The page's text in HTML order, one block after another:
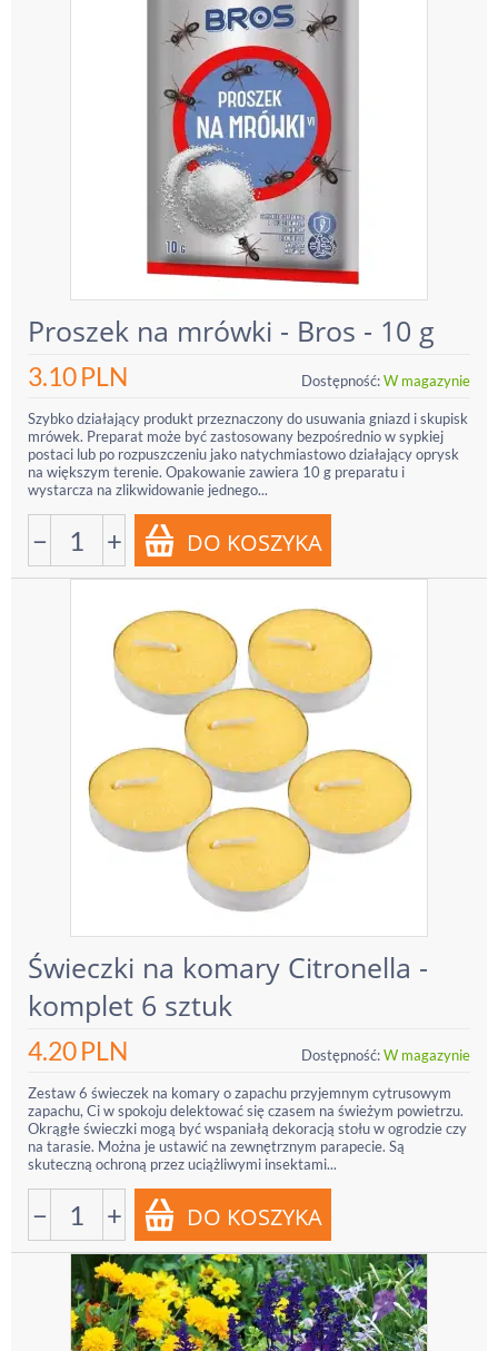
Proszek na mrówki - Bros - 10 g
3.10PLN Dostępność:W magazynie
Szybko działający produkt przeznaczony do usuwania gniazd i skupisk
mrówek. Preparat może być zastosowany bezpośrednio w sypkiej
postaci lub po rozpuszczeniu jako natychmiastowo działający oprysk
na większym terenie. Opakowanie zawiera 10 g preparatu i
wystarcza na zlikwidowanie jednego...
− +
Świeczki na komary Citronella -
komplet 6 sztuk
4.20PLN Dostępność:W magazynie
Zestaw 6 świeczek na komary o zapachu przyjemnym cytrusowym
zapachu, Ci w spokoju delektować się czasem na świeżym powietrzu.
Okrągłe świeczki mogą być wspaniałą dekoracją stołu w ogrodzie czy
na tarasie. Można je ustawić na zewnętrznym parapecie. Są
skuteczną ochroną przez uciążliwymi insektami...
− +